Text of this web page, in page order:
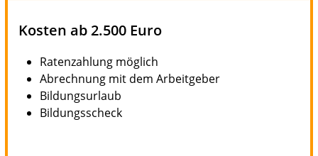
Kosten ab 2.500 Euro
Ratenzahlung möglich
Abrechnung mit dem Arbeitgeber
Bildungsurlaub
Bildungsscheck